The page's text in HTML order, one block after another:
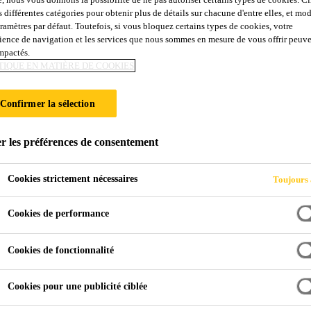
Concrete Concept Béton étanche
en matière d’étanchéité à l’eau pour l’enveloppe du
dans de nombreux domaines différents comme les
les installations d’eau potable et d’eaux usées, mais
ou pour les piscines.
une partie d’un bâtiment de manière étanche à l’eau, il
a son importance pour ce qui touche aux exigences
et les pénétrations en font également partie. Un
différentes catégories pour obtenir plus de détails sur chacune d'entre elles, et
par défaut. Toutefois, si vous bloquez certains types de cookies, votre
de navigation et les services que nous sommes en mesure de vous offrir
EN MATIÈRE DE COOKIES
Confirmer la sélection
les préférences de consentement
Cookies strictement nécessaires Toujours
Cookies de performance
Cookies de fonctionnalité
Cookies pour une publicité ciblée